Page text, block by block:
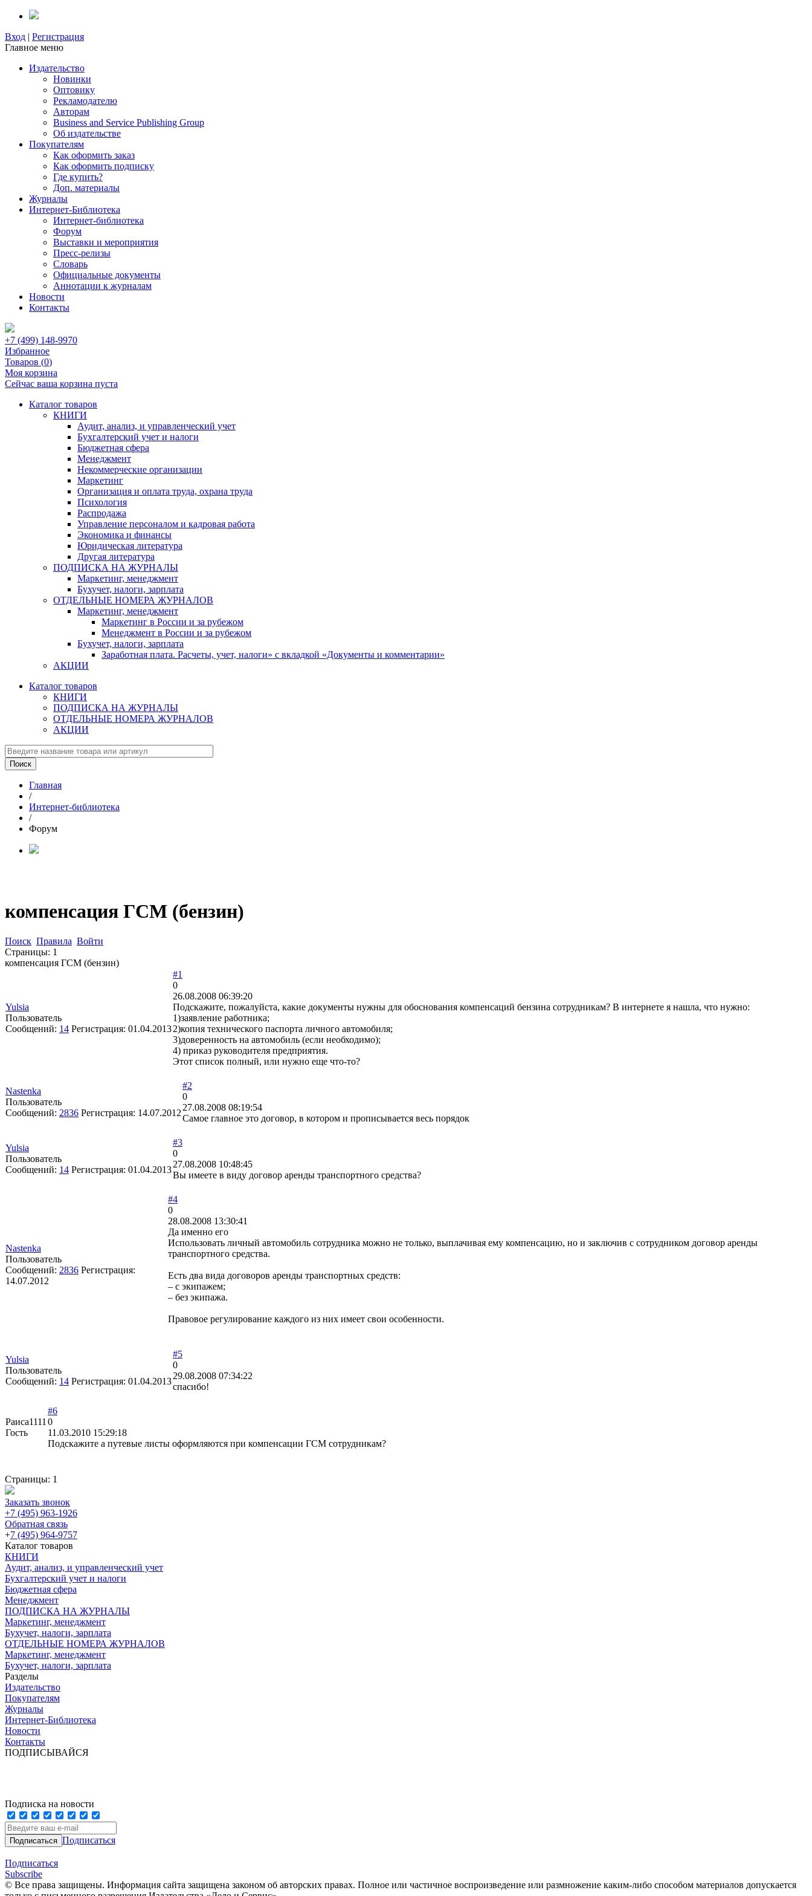
Вход | Регистрация
Главное меню
Издательство
Новинки
Оптовику
Рекламодателю
Авторам
Business and Service Publishing Group
Об издательстве
Покупателям
Как оформить заказ
Как оформить подписку
Где купить?
Доп. материалы
Журналы
Интернет-Библиотека
Интернет-библиотека
Форум
Выставки и мероприятия
Пресс-релизы
Словарь
Официальные документы
Аннотации к журналам
Новости
Контакты
+7 (499) 148-9970
Избранное
Товаров (0)
Моя корзина
Сейчас ваша корзина пуста
Каталог товаров
КНИГИ
Аудит, анализ, и управленческий учет
Бухгалтерский учет и налоги
Бюджетная сфера
Менеджмент
Некоммерческие организации
Маркетинг
Организация и оплата труда, охрана труда
Психология
Распродажа
Управление персоналом и кадровая работа
Экономика и финансы
Юридическая литература
Другая литература
ПОДПИСКА НА ЖУРНАЛЫ
Маркетинг, менеджмент
Бухучет, налоги, зарплата
ОТДЕЛЬНЫЕ НОМЕРА ЖУРНАЛОВ
Маркетинг, менеджмент
Маркетинг в России и за рубежом
Менеджмент в России и за рубежом
Бухучет, налоги, зарплата
Заработная плата. Расчеты, учет, налоги» с вкладкой «Документы и комментарии»
АКЦИИ
Каталог товаров
КНИГИ
ПОДПИСКА НА ЖУРНАЛЫ
ОТДЕЛЬНЫЕ НОМЕРА ЖУРНАЛОВ
АКЦИИ
Главная
/
Интернет-библиотека
/
Форум
компенсация ГСМ (бензин)
Поиск Правила Войти
Страницы: 1
компенсация ГСМ (бензин)
Yulsia
Пользователь
Сообщений: 14 Регистрация: 01.04.2013
#1
0
26.08.2008 06:39:20
Подскажите, пожалуйста, какие документы нужны для обоснования компенсаций бензина сотрудникам? В интернете я нашла, что нужно:
1)заявление работника;
2)копия технического паспорта личного автомобиля;
3)доверенность на автомобиль (если необходимо);
4) приказ руководителя предприятия.
Этот список полный, или нужно еще что-то?
Nastenka
Пользователь
Сообщений: 2836 Регистрация: 14.07.2012
#2
0
27.08.2008 08:19:54
Самое главное это договор, в котором и прописывается весь порядок
Yulsia
Пользователь
Сообщений: 14 Регистрация: 01.04.2013
#3
0
27.08.2008 10:48:45
Вы имеете в виду договор аренды транспортного средства?
Nastenka
Пользователь
Сообщений: 2836 Регистрация:
14.07.2012
#4
0
28.08.2008 13:30:41
Да именно его
Использовать личный автомобиль сотрудника можно не только, выплачивая ему компенсацию, но и заключив с сотрудником договор аренды
транспортного средства.
Есть два вида договоров аренды транспортных средств:
– с экипажем;
– без экипажа.
Правовое регулирование каждого из них имеет свои особенности.
Yulsia
Пользователь
Сообщений: 14 Регистрация: 01.04.2013
#5
0
29.08.2008 07:34:22
спасибо!
Раиса1111
Гость
#6
0
11.03.2010 15:29:18
Подскажите а путевые листы оформляются при компенсации ГСМ сотрудникам?
Страницы: 1
Заказать звонок
+7 (495) 963-1926
Обратная связь
+7 (495) 964-9757
Каталог товаров
КНИГИ
Аудит, анализ, и управленческий учет
Бухгалтерский учет и налоги
Бюджетная сфера
Менеджмент
ПОДПИСКА НА ЖУРНАЛЫ
Маркетинг, менеджмент
Бухучет, налоги, зарплата
ОТДЕЛЬНЫЕ НОМЕРА ЖУРНАЛОВ
Маркетинг, менеджмент
Бухучет, налоги, зарплата
Разделы
Издательство
Покупателям
Журналы
Интернет-Библиотека
Новости
Контакты
ПОДПИСЫВАЙСЯ
Подписка на новости
Подписаться
Подписаться
Subscribe
© Все права защищены. Информация сайта защищена законом об авторских правах. Полное или частичное воспроизведение или размножение каким-либо способом материалов допускается